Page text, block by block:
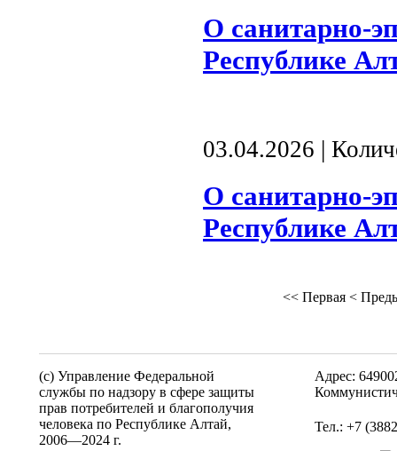
О санитарно-
Республике
03.04.2026 |
О санитарно-
Республике
<< Первая<
(c) Управление Федеральной
службы по надзору в сфере защиты
прав потребителей и благополучия
человека по Республике Алтай,
2006—2024 г.
Адрес:
Тел.: +7